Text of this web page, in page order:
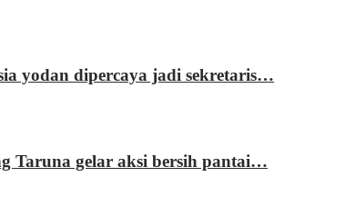
yodan dipercaya jadi sekretaris…
Taruna gelar aksi bersih pantai…